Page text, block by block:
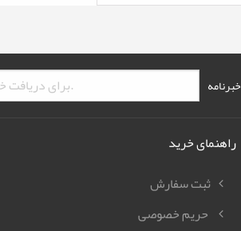
خبرنامه
راهنمای خرید
ثبت سفارش
حریم خصوصی